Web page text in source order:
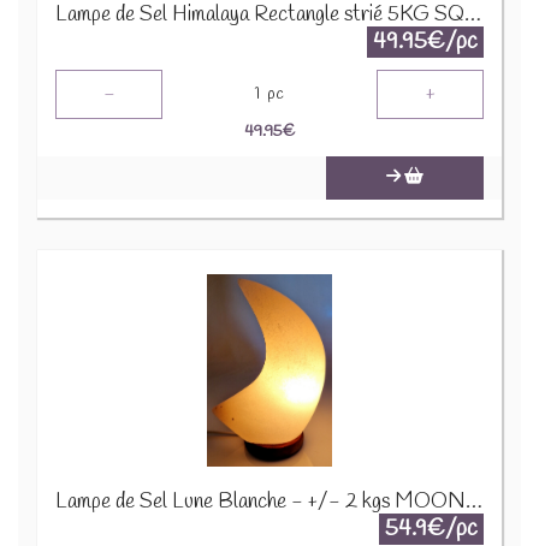
Lampe de Sel Himalaya Rectangle strié 5KG SQUARE101
49.95€/pc
- 1 pc +
49.95€
Lampe de Sel Lune Blanche - +/- 2 kgs MOON102
54.9€/pc